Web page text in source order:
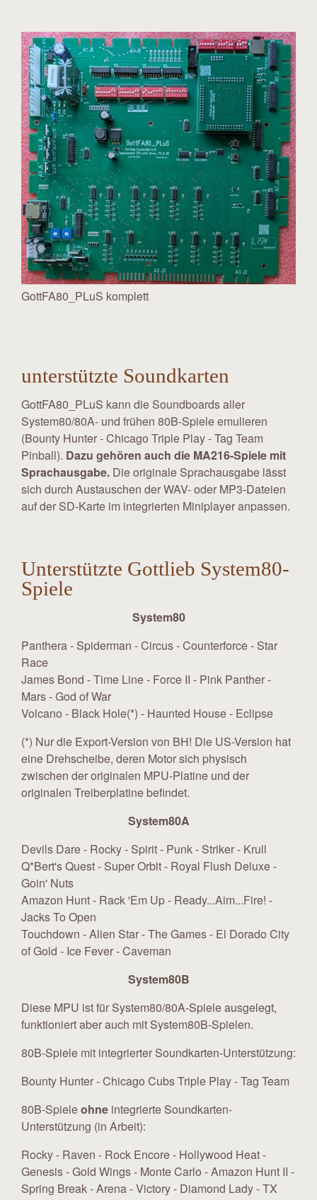
GottFA80_PLuS komplett
unterstützte Soundkarten
GottFA80_PLuS kann die Soundboards aller
System80/80A- und frühen 80B-Spiele emulieren
(Bounty Hunter - Chicago Triple Play - Tag Team
Pinball). Dazu gehören auch die MA216-Spiele mit
Sprachausgabe. Die originale Sprachausgabe lässt
sich durch Austauschen der WAV- oder MP3-Dateien
auf der SD-Karte im integrierten Miniplayer anpassen.
Unterstützte Gottlieb System80-
Spiele
System80
Panthera - Spiderman - Circus - Counterforce - Star
Race
James Bond - Time Line - Force II - Pink Panther -
Mars - God of War
Volcano - Black Hole(*) - Haunted House - Eclipse
(*) Nur die Export-Version von BH! Die US-Version hat
eine Drehscheibe, deren Motor sich physisch
zwischen der originalen MPU-Platine und der
originalen Treiberplatine befindet.
System80A
Devils Dare - Rocky - Spirit - Punk - Striker - Krull
Q*Bert's Quest - Super Orbit - Royal Flush Deluxe -
Goin' Nuts
Amazon Hunt - Rack 'Em Up - Ready...Aim...Fire! -
Jacks To Open
Touchdown - Alien Star - The Games - El Dorado City
of Gold - Ice Fever - Caveman
System80B
Diese MPU ist für System80/80A-Spiele ausgelegt,
funktioniert aber auch mit System80B-Spielen.
80B-Spiele mit integrierter Soundkarten-Unterstützung:
Bounty Hunter - Chicago Cubs Triple Play - Tag Team
80B-Spieleohne integrierte Soundkarten-
Unterstützung (in Arbeit):
Rocky - Raven - Rock Encore - Hollywood Heat -
Genesis - Gold Wings - Monte Carlo - Amazon Hunt II -
Spring Break - Arena - Victory - Diamond Lady - TX